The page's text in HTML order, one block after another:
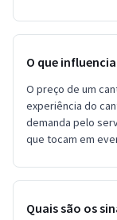
O que
O preço de um
experiência do
demanda pelo
que tocam em
Quais são os